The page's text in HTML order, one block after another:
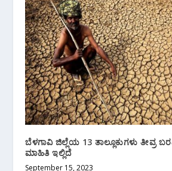
ಬೆಳಗಾವಿ ಜಿಲ್ಲೆಯ 13 ತಾಲ್ಲೂಕುಗಳು ತೀವ್ರ
ಮಾಹಿತಿ ಇಲ್ಲಿದೆ
September 15, 2023